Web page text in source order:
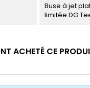
Buse à jet
limitée DG
ACHETÉ CE